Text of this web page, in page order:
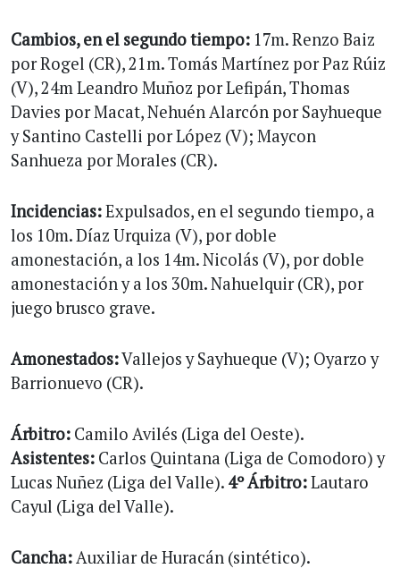
Cambios, en el segundo tiempo: 17m. Renzo Baiz
por Rogel (CR), 21m. Tomás Martínez por Paz Rúiz
(V), 24m Leandro Muñoz por Lefipán, Thomas
Davies por Macat, Nehuén Alarcón por Sayhueque
y Santino Castelli por López (V); Maycon
Sanhueza por Morales (CR).
Incidencias:Expulsados, en el segundo tiempo, a
los 10m. Díaz Urquiza (V), por doble
amonestación, a los 14m. Nicolás (V), por doble
amonestación y a los 30m. Nahuelquir (CR), por
juego brusco grave.
Amonestados:Vallejos y Sayhueque (V); Oyarzo y
Barrionuevo (CR).
Árbitro: Camilo Avilés (Liga del Oeste).
Asistentes: Carlos Quintana (Liga de Comodoro) y
Lucas Nuñez (Liga del Valle). 4º Árbitro:Lautaro
Cayul (Liga del Valle).
Cancha: Auxiliar de Huracán (sintético).